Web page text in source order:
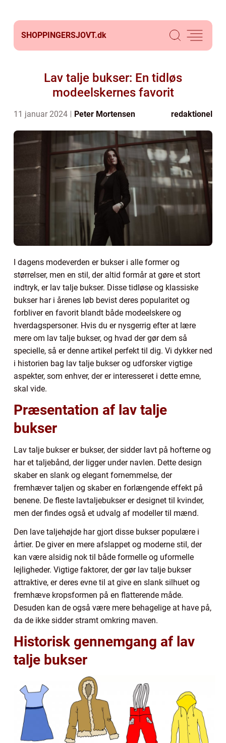
SHOPPINGERSJOVT.dk
Lav talje bukser: En tidløs
modeelskernes favorit
11 januar 2024 Peter Mortensen redaktionel
I dagens modeverden er bukser i alle former og
størrelser, men en stil, der altid formår at gøre et stort
indtryk, er lav talje bukser. Disse tidløse og klassiske
bukser har i årenes løb bevist deres popularitet og
forbliver en favorit blandt både modeelskere og
hverdagspersoner. Hvis du er nysgerrig efter at lære
mere om lav talje bukser, og hvad der gør dem så
specielle, så er denne artikel perfekt til dig. Vi dykker ned
i historien bag lav talje bukser og udforsker vigtige
aspekter, som enhver, der er interesseret i dette emne,
skal vide.
Præsentation af lav talje
bukser
Lav talje bukser er bukser, der sidder lavt på hofterne og
har et taljebånd, der ligger under navlen. Dette design
skaber en slank og elegant fornemmelse, der
fremhæver taljen og skaber en forlængende effekt på
benene. De fleste lavtaljebukser er designet til kvinder,
men der findes også et udvalg af modeller til mænd.
Den lave taljehøjde har gjort disse bukser populære i
årtier. De giver en mere afslappet og moderne stil, der
kan være alsidig nok til både formelle og uformelle
lejligheder. Vigtige faktorer, der gør lav talje bukser
attraktive, er deres evne til at give en slank silhuet og
fremhæve kropsformen på en flatterende måde.
Desuden kan de også være mere behagelige at have på,
da de ikke sidder stramt omkring maven.
Historisk gennemgang af lav
talje bukser